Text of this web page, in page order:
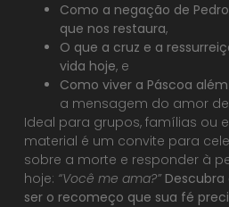
Como a negação de
que nos restaura,
O que a cruz e a
vida hoje, e
Como viver a Páscoa
a mensagem do amor
Ideal para grupos, famílias ou
material é um convite para
sobre a morte e responder à
hoje: “Você me ama?”
ser o recomeço que sua fé